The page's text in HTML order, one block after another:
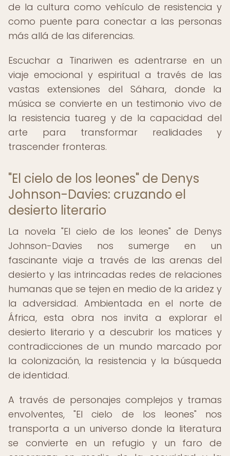
de la cultura como vehículo de resistencia y
como puente para conectar a las personas
más allá de las diferencias.
Escuchar a Tinariwen es adentrarse en un
viaje emocional y espiritual a través de las
vastas extensiones del Sáhara, donde la
música se convierte en un testimonio vivo de
la resistencia tuareg y de la capacidad del
arte para transformar realidades y
trascender fronteras.
"El cielo de los leones" de Denys
Johnson-Davies: cruzando el
desierto literario
La novela "El cielo de los leones" de Denys
Johnson-Davies nos sumerge en un
fascinante viaje a través de las arenas del
desierto y las intrincadas redes de relaciones
humanas que se tejen en medio de la aridez y
la adversidad. Ambientada en el norte de
África, esta obra nos invita a explorar el
desierto literario y a descubrir los matices y
contradicciones de un mundo marcado por
la colonización, la resistencia y la búsqueda
de identidad.
A través de personajes complejos y tramas
envolventes, "El cielo de los leones" nos
transporta a un universo donde la literatura
se convierte en un refugio y un faro de